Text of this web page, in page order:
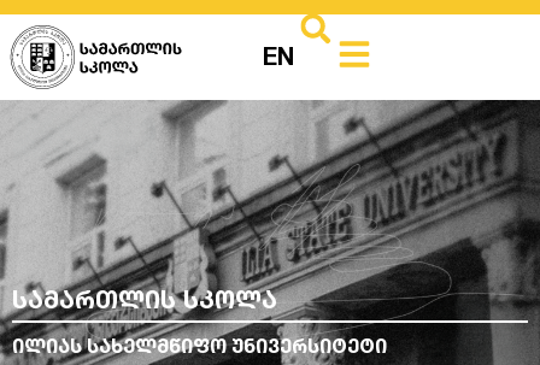
EN
სამართლის სკოლა
ილიას სახელმწიფო უნივერსიტეტი